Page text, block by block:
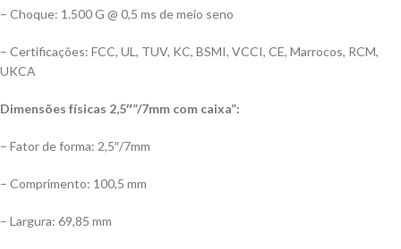
– Choque: 1.500 G @ 0,5 ms de meio seno
– Certificações: FCC, UL, TUV, KC, BSMI, VCCI, CE, Marrocos, RCM,
UKCA
Dimensões físicas 2,5″”/7mm com caixa”:
– Fator de forma: 2,5″/7mm
– Comprimento: 100,5 mm
– Largura: 69,85 mm